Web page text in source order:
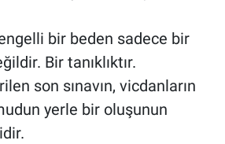
bir beden sadece bir
Bir tanıklıktır.
son sınavın, vicdanların
yerle bir oluşunun